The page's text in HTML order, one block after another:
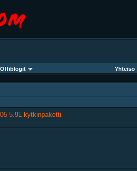
Offiblogit Yhteisö
5.9L kytkinpaketti